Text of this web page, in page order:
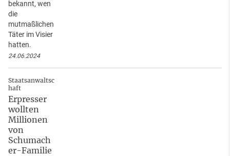
bekannt, wen
die
mutmaßlichen
Täter im Visier
hatten.
24.06.2024
Staatsanwaltsc
haft
Erpresser
wollten
Millionen
von
Schumach
er-Familie